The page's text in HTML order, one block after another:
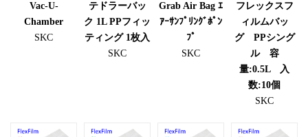
Vac-U-
Chamber
SKC
テドラーバッ
ク 1L PPフィッ
ティング 1枚入
SKC
Grab Air Bag ｴ
ｱｰｻﾝﾌﾟﾘﾝｸﾞﾎﾟﾝ
ﾌﾟ
SKC
フレックスフ
ィルムバッ
グ PPシング
ル 容
量:0.5L 入
数:10個
SKC